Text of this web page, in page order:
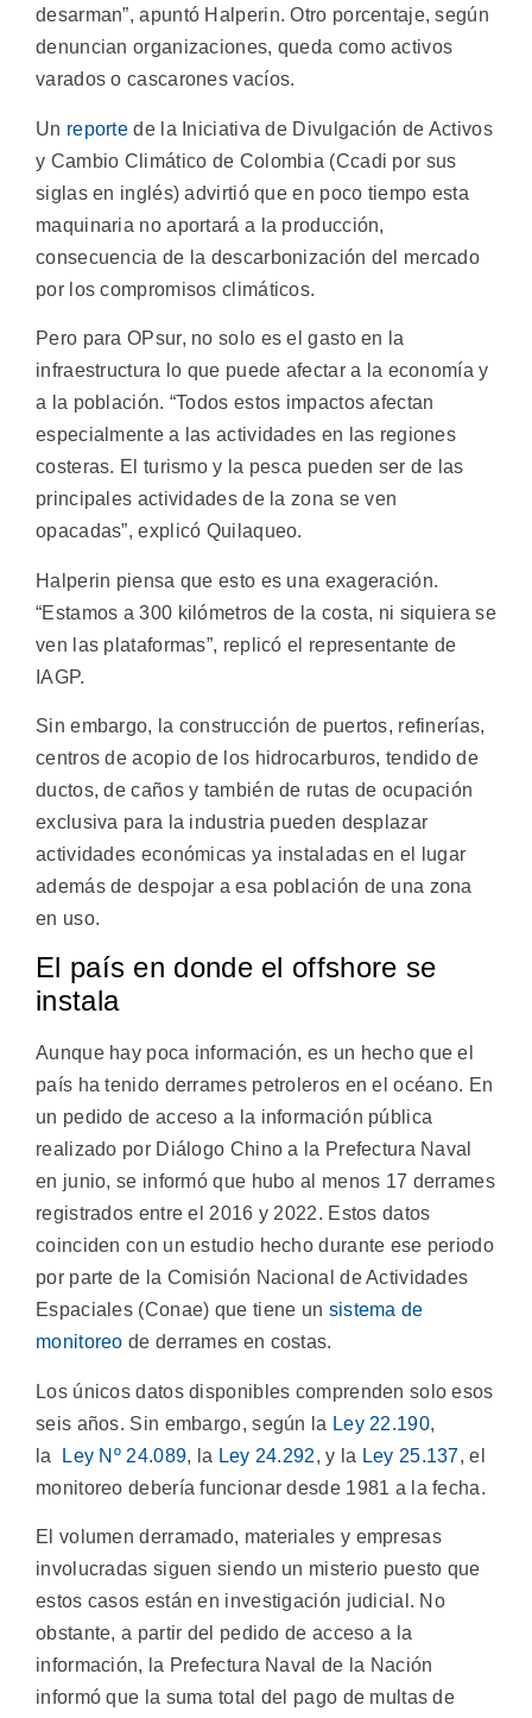
desarman”, apuntó Halperin. Otro porcentaje, según
denuncian organizaciones, queda como activos
varados o cascarones vacíos.
Un reporte de la Iniciativa de Divulgación de Activos
y Cambio Climático de Colombia (Ccadi por sus
siglas en inglés) advirtió que en poco tiempo esta
maquinaria no aportará a la producción,
consecuencia de la descarbonización del mercado
por los compromisos climáticos.
Pero para OPsur, no solo es el gasto en la
infraestructura lo que puede afectar a la economía y
a la población. “Todos estos impactos afectan
especialmente a las actividades en las regiones
costeras. El turismo y la pesca pueden ser de las
principales actividades de la zona se ven
opacadas”, explicó Quilaqueo.
Halperin piensa que esto es una exageración.
“Estamos a 300 kilómetros de la costa, ni siquiera se
ven las plataformas”, replicó el representante de
IAGP.
Sin embargo, la construcción de puertos, refinerías,
centros de acopio de los hidrocarburos, tendido de
ductos, de caños y también de rutas de ocupación
exclusiva para la industria pueden desplazar
actividades económicas ya instaladas en el lugar
además de despojar a esa población de una zona
en uso.
El país en donde el offshore se
instala
Aunque hay poca información, es un hecho que el
país ha tenido derrames petroleros en el océano. En
un pedido de acceso a la información pública
realizado por Diálogo Chino a la Prefectura Naval
en junio, se informó que hubo al menos 17 derrames
registrados entre el 2016 y 2022. Estos datos
coinciden con un estudio hecho durante ese periodo
por parte de la Comisión Nacional de Actividades
Espaciales (Conae) que tiene un sistema de
monitoreo de derrames en costas.
Los únicos datos disponibles comprenden solo esos
seis años. Sin embargo, según la Ley 22.190,
la
Ley Nº 24.089, la Ley 24.292, y la Ley 25.137, el
monitoreo debería funcionar desde 1981 a la fecha.
El volumen derramado, materiales y empresas
involucradas siguen siendo un misterio puesto que
estos casos están en investigación judicial. No
obstante, a partir del pedido de acceso a la
información, la Prefectura Naval de la Nación
informó que la suma total del pago de multas de